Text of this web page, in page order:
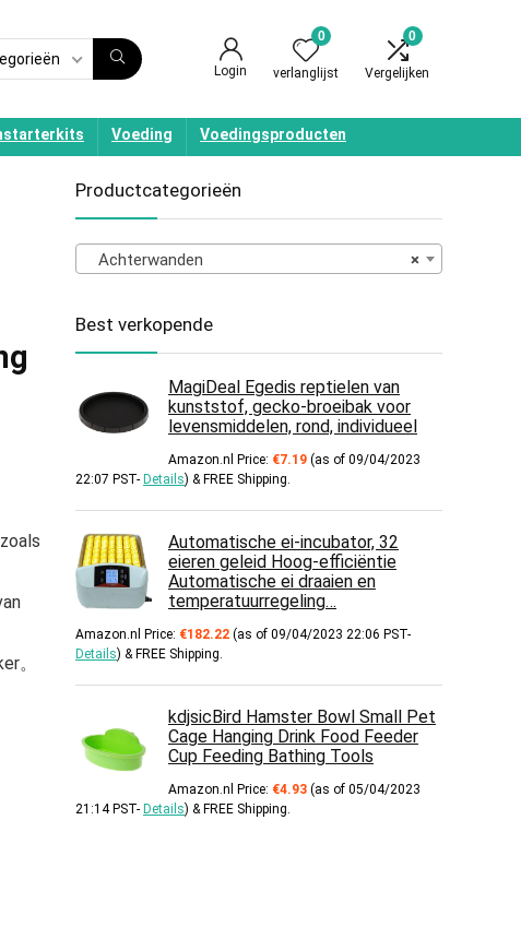
Login
0
verlanglijst
0
Vergelijken
Voeding Voedingsproducten
。
Productcategorieën
×
Achterwanden
Best verkopende
MagiDeal Egedis reptielen van
kunststof, gecko-broeibak voor
levensmiddelen, rond, individueel
Amazon.nl Price: €7.19 (as of 09/04/2023
22:07 PST- Details) & FREE Shipping.
Automatische ei-incubator, 32
eieren geleid Hoog-efficiëntie
Automatische ei draaien en
temperatuurregeling…
Amazon.nl Price: €182.22 (as of 09/04/2023 22:06 PST-
Details) & FREE Shipping.
kdjsicBird Hamster Bowl Small Pet
Cage Hanging Drink Food Feeder
Cup Feeding Bathing Tools
Amazon.nl Price: €4.93 (as of 05/04/2023
21:14 PST- Details) & FREE Shipping.